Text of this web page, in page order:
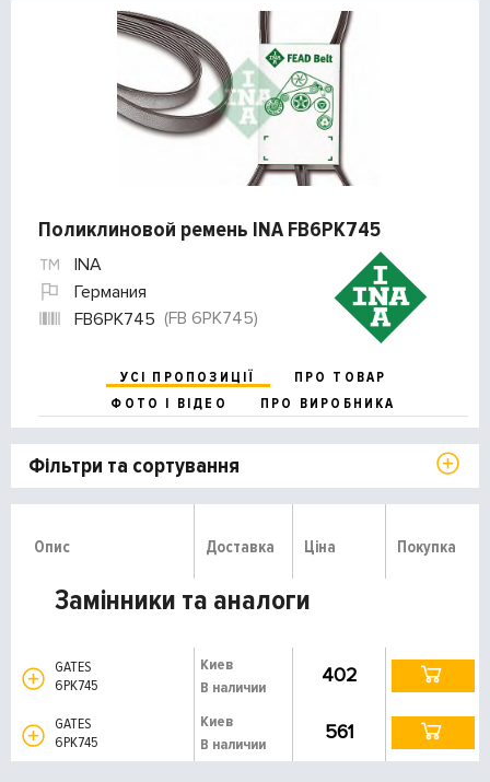
Поликлиновой ремень INA FB6PK745
INA
Германия
FB6PK745 (FB 6PK745)
УСІ ПРОПОЗИЦІЇ
ПРО ТОВАР
ФОТО І ВІДЕО
ПРО ВИРОБНИКА
Фільтри та сортування
Опис Доставка Ціна Покупка
Замінники та аналоги
GATES
6PK745
Киев
В наличии
402
GATES
6PK745
Киев
В наличии
561